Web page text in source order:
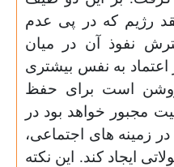
رژیم که در پی عدم
نفوذ آن در میان
اعتماد به نفس بیشتری
روشن است برای حفظ
مجبور خواهد بود در
زمینه های اجتماعی،
ایجاد کند. این نکته